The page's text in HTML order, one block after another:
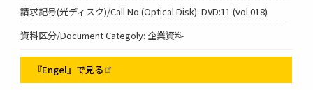
請求記号(光ディスク)/Call No.(Optical Disk): DVD:11 (vol.018)
資料区分/Document Categoly: 企業資料
『Engel』で見る